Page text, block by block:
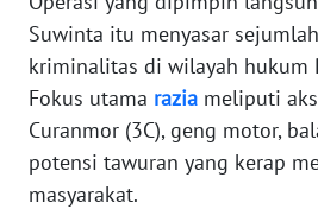
Suwinta itu menyasar
kriminalitas di wilayah hukum
Fokus utama razia meliputi
Curanmor (3C), geng motor,
potensi tawuran yang kerap
masyarakat.
WN
JAKARTA
WN
BANTEN